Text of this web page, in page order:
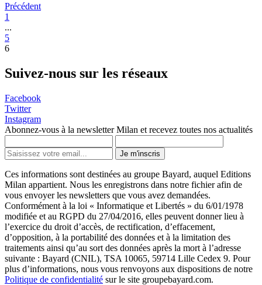
Précédent
1
...
5
6
Suivez-nous sur les réseaux
Facebook
Twitter
Instagram
Abonnez-vous à la newsletter Milan et recevez toutes nos actualités
Je m'inscris
Ces informations sont destinées au groupe Bayard, auquel Editions
Milan appartient. Nous les enregistrons dans notre fichier afin de
vous envoyer les newsletters que vous avez demandées.
Conformément à la loi « Informatique et Libertés » du 6/01/1978
modifiée et au RGPD du 27/04/2016, elles peuvent donner lieu à
l’exercice du droit d’accès, de rectification, d’effacement,
d’opposition, à la portabilité des données et à la limitation des
traitements ainsi qu’au sort des données après la mort à l’adresse
suivante : Bayard (CNIL), TSA 10065, 59714 Lille Cedex 9. Pour
plus d’informations, nous vous renvoyons aux dispositions de notre
Politique de confidentialité sur le site groupebayard.com.